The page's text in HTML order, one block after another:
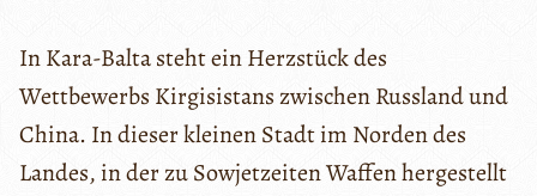
In Kara-Balta steht ein Herzstück des
Wettbewerbs Kirgisistans zwischen Russland und
China. In dieser kleinen Stadt im Norden des
Landes, in der zu Sowjetzeiten Waffen hergestellt